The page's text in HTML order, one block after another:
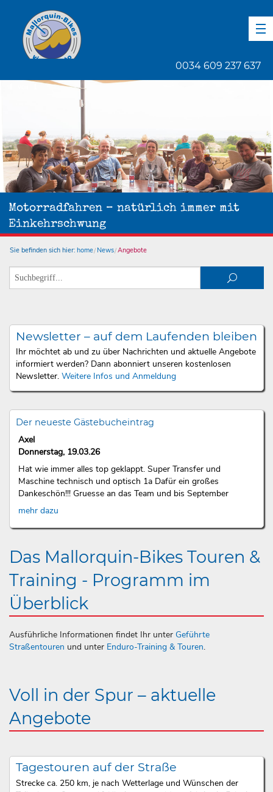
0034 609 237 637
Motorradfahren – natürlich immer mit
Einkehrschwung
Sie befinden sich hier: home News Angebote
Newsletter – auf dem Laufenden bleiben
Ihr möchtet ab und zu über Nachrichten und aktuelle Angebote
informiert werden? Dann abonniert unseren kostenlosen
Newsletter. Weitere Infos und Anmeldung
Der neueste Gästebucheintrag
Axel
Donnerstag, 19.03.26
Hat wie immer alles top geklappt. Super Transfer und
Maschine technisch und optisch 1a Dafür ein großes
Dankeschön!!! Gruesse an das Team und bis September
mehr dazu
Das Mallorquin-Bikes Touren &
Training - Programm im
Überblick
Ausführliche Informationen findet Ihr unter Geführte
Straßentouren und unter Enduro-Training & Touren.
Voll in der Spur – aktuelle
Angebote
Tagestouren auf der Straße
Strecke ca. 250 km, je nach Wetterlage und Wünschen der